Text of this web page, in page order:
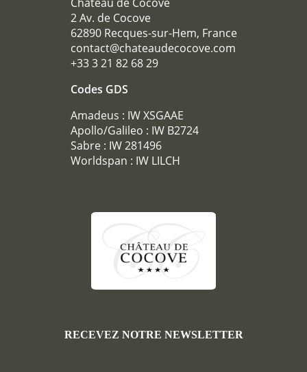
2 Av. de Cocove
62890 Recques-sur-Hem, France
contact@chateaudecocove.com
+33 3 21 82 68 29
Codes GDS
Amadeus : IW XSGAAE
Apollo/Galileo : IW B2724
Sabre : IW 281496
Worldspan : IW LILCH
RECEVEZ NOTRE NEWSLETTER